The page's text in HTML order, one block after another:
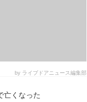
by ライブドアニュース編集部
亡くなった